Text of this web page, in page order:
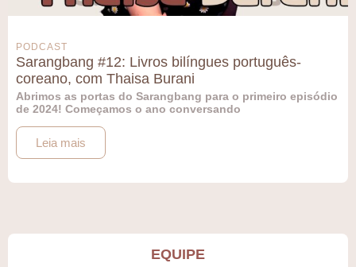
PODCAST
Sarangbang #12: Livros bilíngues português-
coreano, com Thaisa Burani
Abrimos as portas do Sarangbang para o primeiro episódio
de 2024! Começamos o ano conversando
Leia mais
EQUIPE